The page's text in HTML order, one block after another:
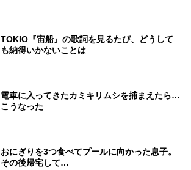
TOKIO『宙船』の歌詞を見るたび、どうして
も納得いかないことは
電車に入ってきたカミキリムシを捕まえたら…
こうなった
おにぎりを3つ食べてプールに向かった息子。
その後帰宅して…